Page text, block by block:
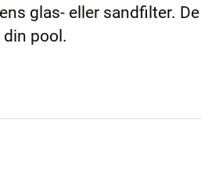
glas- eller sandfilter. De
pool.